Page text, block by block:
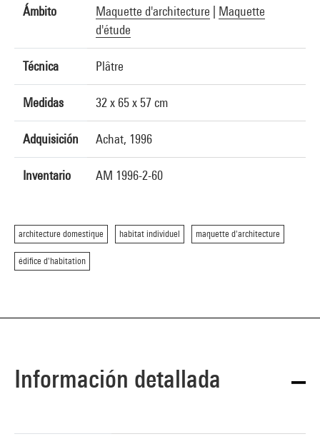
Ámbito Maquette d'architecture
Maquette
d'étude
Técnica Plâtre
Medidas 32 x 65 x 57 cm
Adquisición Achat, 1996
Inventario AM 1996-2-60
architecture domestique habitat individuel maquette d'architecture
édifice d'habitation
Información detallada